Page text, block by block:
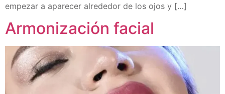
empezar a aparecer alrededor de los ojos y […]
Armonización facial